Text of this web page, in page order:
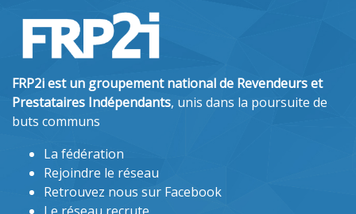
FRP2i est un groupement national de Revendeurs et
Prestataires Indépendants, unis dans la poursuite de
buts communs
La fédération
Rejoindre le réseau
Retrouvez nous sur Facebook